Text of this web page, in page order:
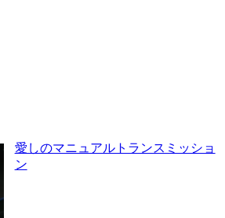
愛しのマニュアルトランスミッショ
ン